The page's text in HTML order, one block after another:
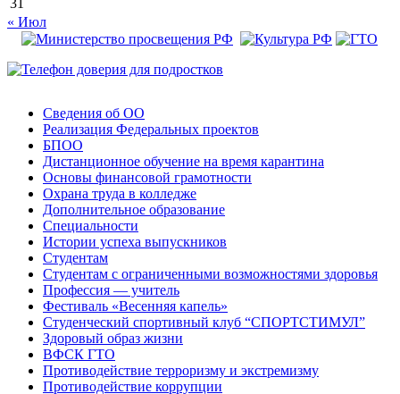
31
« Июл
Сведения об ОО
Реализация Федеральных проектов
БПОО
Дистанционное обучение на время карантина
Основы финансовой грамотности
Охрана труда в колледже
Дополнительное образование
Специальности
Истории успеха выпускников
Студентам
Студентам с ограниченными возможностями здоровья
Профессия — учитель
Фестиваль «Весенняя капель»
Студенческий спортивный клуб “СПОРТСТИМУЛ”
Здоровый образ жизни
ВФСК ГТО
Противодействие терроризму и экстремизму
Противодействие коррупции